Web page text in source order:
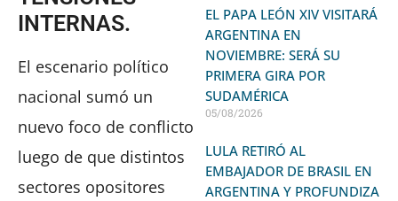
INTERNAS.
El escenario político
nacional sumó un
nuevo foco de conflicto
luego de que distintos
sectores opositores
EL PAPA LEÓN XIV VISITARÁ
ARGENTINA EN
NOVIEMBRE: SERÁ SU
PRIMERA GIRA POR
SUDAMÉRICA
05/08/2026
LULA RETIRÓ AL
EMBAJADOR DE BRASIL EN
ARGENTINA Y PROFUNDIZA